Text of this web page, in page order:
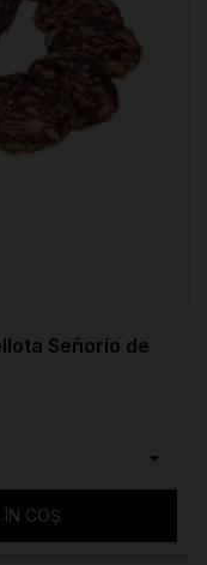
Señorío de
ÎN COȘ